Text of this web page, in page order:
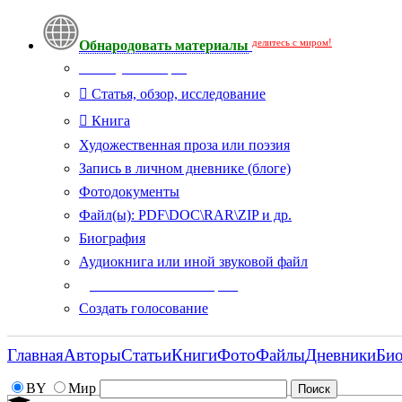
Обнародовать материалы делитесь с миром!
Статья, обзор, исследование
Книга
Художественная проза или поэзия
Запись в личном дневнике (блоге)
Фотодокументы
Файл(ы): PDF\DOC\RAR\ZIP и др.
Биография
Аудиокнига или иной звуковой файл
Создать голосование
BY Мир
ГлавнаяАвторыСтатьиКнигиФотоФайлыДневники